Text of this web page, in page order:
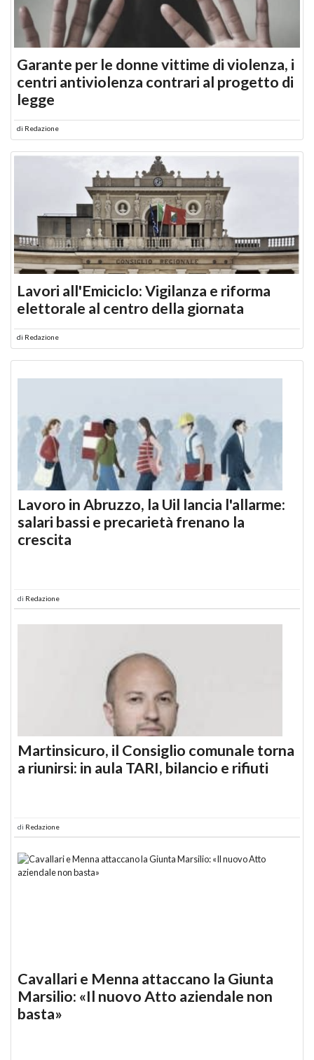
Garante per le donne vittime di violenza, i
centri antiviolenza contrari al progetto di
legge
di Redazione
Lavori all'Emiciclo: Vigilanza e riforma
elettorale al centro della giornata
di Redazione
Lavoro in Abruzzo, la Uil lancia l'allarme:
salari bassi e precarietà frenano la
crescita
di Redazione
Martinsicuro, il Consiglio comunale torna
a riunirsi: in aula TARI, bilancio e rifiuti
di Redazione
Cavallari e Menna attaccano la Giunta
Marsilio: «Il nuovo Atto aziendale non
basta»